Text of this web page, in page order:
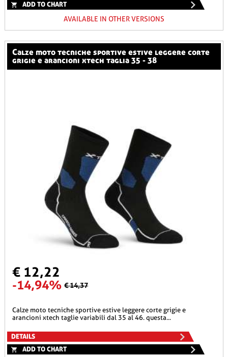
ADD TO CHART
AVAILABLE IN OTHER VERSIONS
calze moto tecniche sportive estive leggere corte
grigie e arancioni xtech taglia 35 - 38
€ 12,22
-14,94% € 14,37
calze moto tecniche sportive estive leggere corte grigie e
arancioni xtech taglie variabili dal 35 al 46. questa...
DETAILS
ADD TO CHART